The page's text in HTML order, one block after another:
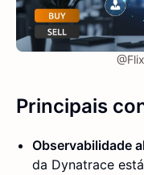
Principais
Observabilidade
da Dynatrace